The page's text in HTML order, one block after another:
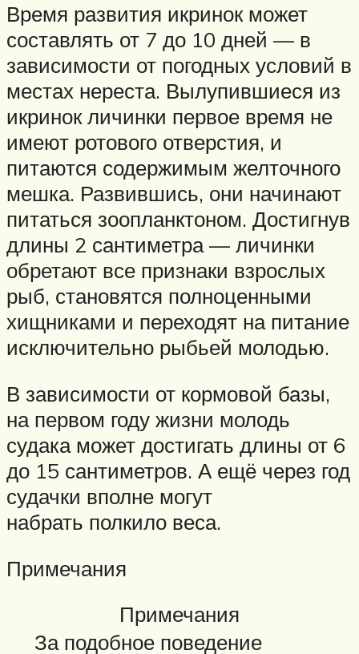
Время развития икринок может
составлять от 7 до 10 дней — в
зависимости от погодных условий в
местах нереста. Вылупившиеся из
икринок личинки первое время не
имеют ротового отверстия, и
питаются содержимым желточного
мешка. Развившись, они начинают
питаться зоопланктоном. Достигнув
длины 2 сантиметра — личинки
обретают все признаки взрослых
рыб, становятся полноценными
хищниками и переходят на питание
исключительно рыбьей молодью.
В зависимости от кормовой базы,
на первом году жизни молодь
судака может достигать длины от 6
до 15 сантиметров. А ещё через год
судачки вполне могут
набрать полкило веса.
Примечания
Примечания
За подобное поведение